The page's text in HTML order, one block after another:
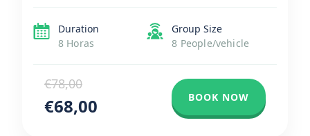
al majestuoso Palacio de Pena, un castillo de cuento
[…]
Duration
8 Horas
Group Size
8 People/vehicle
€78,00
€68,00 BOOK NOW